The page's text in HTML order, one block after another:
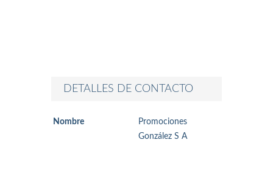
DETALLES DE CONTACTO
Nombre
Promociones
González S A